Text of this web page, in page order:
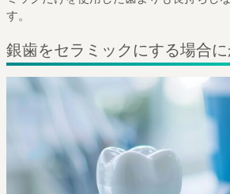
す。
銀歯をセラミックにする場合